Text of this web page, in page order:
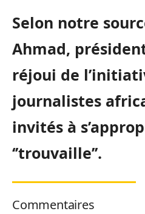
Selon notre
Ahmad,
réjoui de
journalistes
invités à
‘’trouvaille’’.
Commentaires